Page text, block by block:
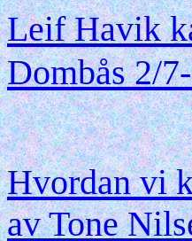
Leif Havik
Dombås 2/
Hvordan vi
av Tone